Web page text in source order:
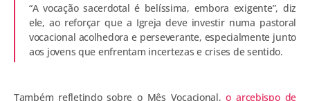
“A vocação sacerdotal é belíssima, embora exigente”, diz
ele, ao reforçar que a Igreja deve investir numa pastoral
vocacional acolhedora e perseverante, especialmente junto
aos jovens que enfrentam incertezas e crises de sentido.
Também refletindo sobre o Mês Vocacional,o arcebispo de